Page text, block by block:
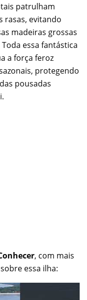
patrulham
rasas, evitando
madeiras grossas
essa fantástica
a força feroz
protegendo
pousadas
, com mais
essa ilha: